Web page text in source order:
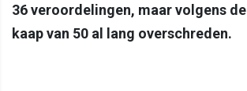
36 veroordelingen, maar volgens
kaap van 50 al lang overschreden.